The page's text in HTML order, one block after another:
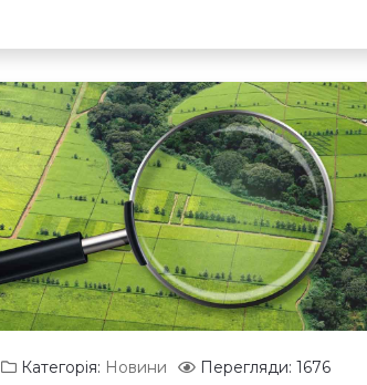
Категорія: Новини Перегляди: 1676